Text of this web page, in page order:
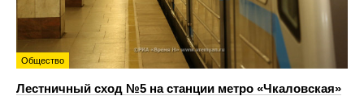
Общество
Лестничный сход №5 на станции метро «Чкаловская»